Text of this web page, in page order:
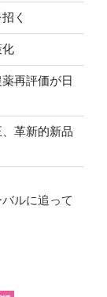
く
化
再評価が日
革新的新品
ルに追って